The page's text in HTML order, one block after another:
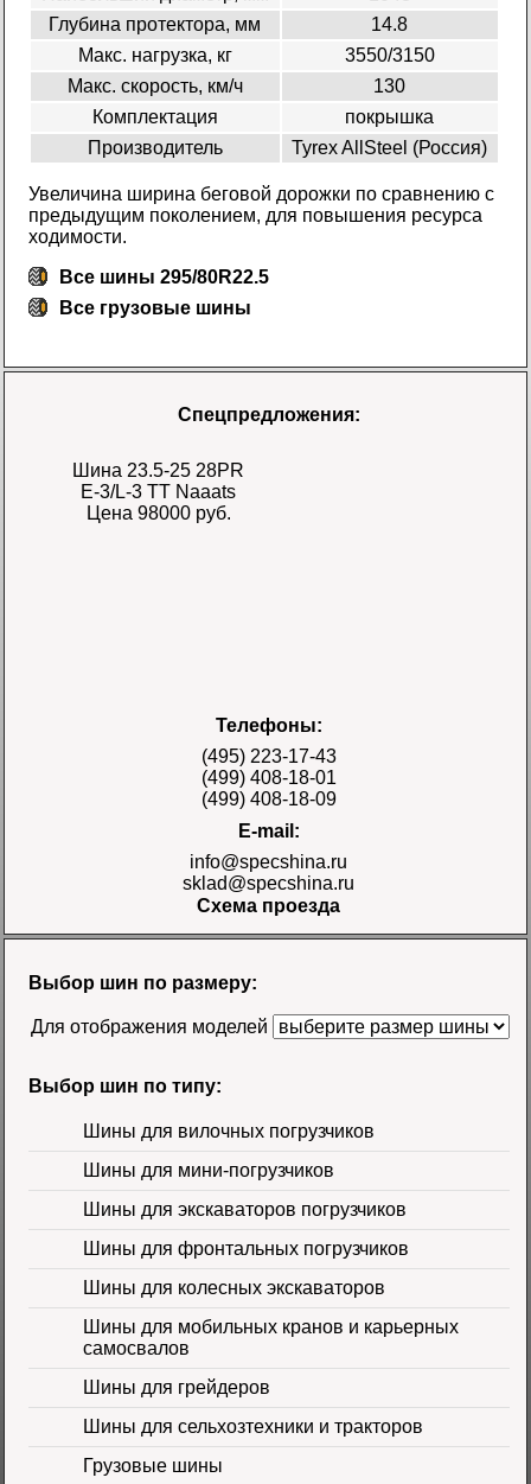
Глубина протектора, мм
14.8
Макс. нагрузка, кг
3550/3150
Макс. скорость, км/ч
130
Комплектация
покрышка
Производитель
Tyrex AllSteel (Россия)
Увеличина ширина беговой дорожки по сравнению с
предыдущим поколением, для повышения ресурса
ходимости.
Все шины 295/80R22.5
Все грузовые шины
Спецпредложения:
Шина 23.5-25 28PR
E-3/L-3 TT Naaats
Цена 98000 руб.
E-3/L-3 TT Naaats
Цена 48000 руб.
58500 руб.
Шина 16.9-30
14PR TL Galaxy
Цена 60000 руб.
Шина 16.9-24 16PR
IND-80 OzkaЦена
46000 руб.
Телефоны:
(495) 223-17-43
(499) 408-18-01
(499) 408-18-09
E-mail:
info@specshina.ru
sklad@specshina.ru
Схема проезда
Выбор шин по размеру:
Для отображения моделей
Выбор шин по типу:
Шины для вилочных погрузчиков
Шины для мини-погрузчиков
Шины для экскаваторов погрузчиков
Шины для фронтальных погрузчиков
Шины для колесных экскаваторов
Шины для мобильных кранов и карьерных
самосвалов
Шины для грейдеров
Шины для сельхозтехники и тракторов
Грузовые шины